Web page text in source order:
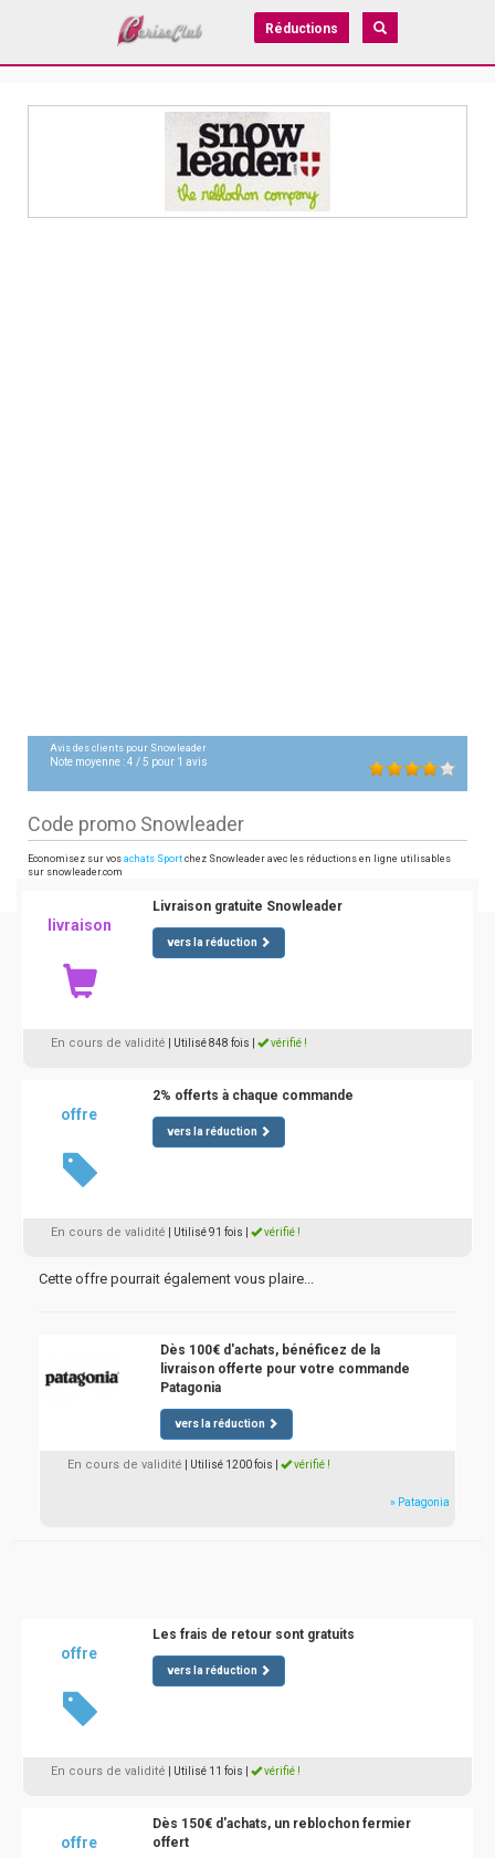
Réductions
Avis des clients pour Snowleader
Note moyenne :4 /5 pour 1 avis
Code promo Snowleader
Economisez sur vos achats Sport chez Snowleader avec les réductions en ligne utilisables
sur snowleader.com
livraison
Livraison gratuite Snowleader
vers la réduction
En cours de validité | Utilisé 848 fois vérifié !
offre
2% offerts à chaque commande
vers la réduction
En cours de validité | Utilisé 91 fois vérifié !
Cette offre pourrait également vous plaire...
Dès 100€ d'achats, bénéficez de la
livraison offerte pour votre commande
Patagonia
vers la réduction
En cours de validité | Utilisé 1200 fois vérifié !
» Patagonia
offre
Les frais de retour sont gratuits
vers la réduction
En cours de validité | Utilisé 11 fois vérifié !
offre
Dès 150€ d'achats, un reblochon fermier
offert